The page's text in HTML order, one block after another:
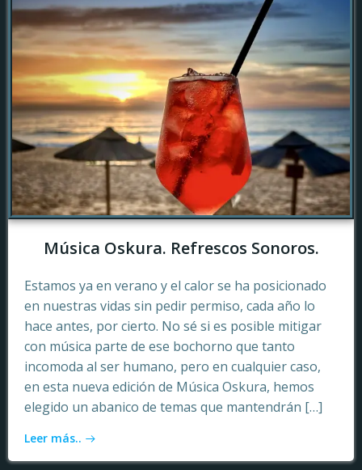
Música Oskura. Refrescos Sonoros.
Estamos ya en verano y el calor se ha posicionado
en nuestras vidas sin pedir permiso, cada año lo
hace antes, por cierto. No sé si es posible mitigar
con música parte de ese bochorno que tanto
incomoda al ser humano, pero en cualquier caso,
en esta nueva edición de Música Oskura, hemos
elegido un abanico de temas que mantendrán […]
Leer más..